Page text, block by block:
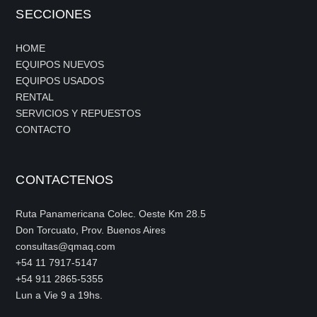
SECCIONES
HOME
EQUIPOS NUEVOS
EQUIPOS USADOS
RENTAL
SERVICIOS Y REPUESTOS
CONTACTO
CONTACTENOS
Ruta Panamericana Colec. Oeste Km 28.5
Don Torcuato, Prov. Buenos Aires
consultas@qmaq.com
+54 11 7917-5147
+54 911 2865-5355
Lun a Vie 9 a 19hs.